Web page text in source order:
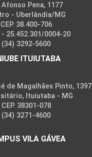
Afonso Pena, 1177
- Uberlândia/MG
CEP. 38.400-706
- 25.452.301/0004-20
(34) 3292-5600
ITUIUTABA
de Magalhães Pinto, 1397
Ituiutaba - MG
CEP. 38301-078
(34) 3271-4600
VILA GÁVEA